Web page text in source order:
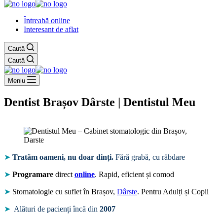
Întreabă online
Interesant de aflat
Caută
Caută
Meniu
Dentist Brașov Dârste | Dentistul Meu
➤ Tratăm oameni, nu doar dinți. Fără grabă, cu răbdare
➤ Programare direct online. Rapid, eficient și comod
➤ Stomatologie cu suflet în Brașov, Dârste. Pentru Adulți și Copii
➤ Alături de pacienți încă din 2007